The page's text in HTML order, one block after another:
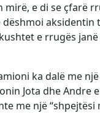
mirë, e di se çfarë
dëshmoi aksidentin
e rrugës
ka dalë me
Jota dhe Andre
me një “shpejtësi